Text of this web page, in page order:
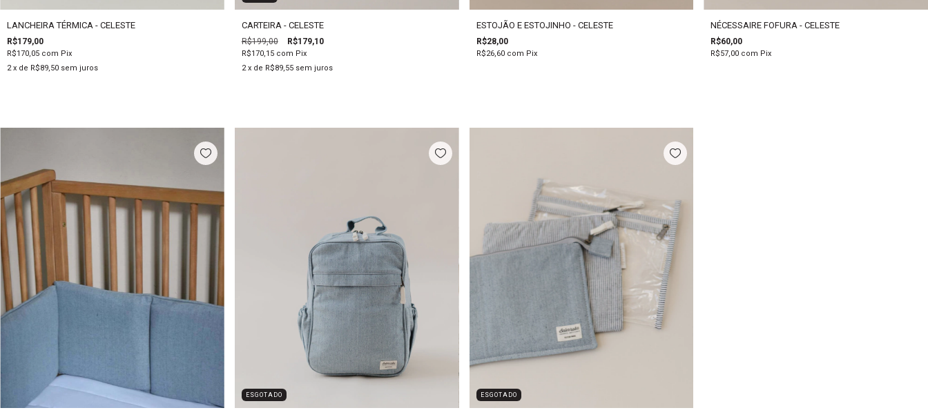
LANCHEIRA TÉRMICA - CELESTE
R$179,00
R$170,05 com Pix
2 x de R$89,50 sem juros
CARTEIRA - CELESTE
R$199,00 R$179,10
R$170,15 com Pix
2 x de R$89,55 sem juros
ESTOJÃO E ESTOJINHO - CELESTE
R$28,00
R$26,60 com Pix
NÉCESSAIRE FOFURA - CELESTE
R$60,00
R$57,00 com Pix
ESGOTADO ESGOTADO